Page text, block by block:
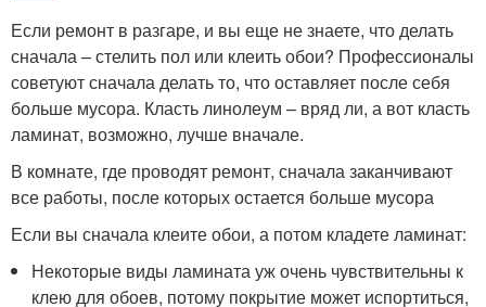
Если ремонт в разгаре, и вы еще не знаете, что делать
сначала – стелить пол или клеить обои? Профессионалы
советуют сначала делать то, что оставляет после себя
больше мусора. Класть линолеум – вряд ли, а вот класть
ламинат, возможно, лучше вначале.
В комнате, где проводят ремонт, сначала заканчивают
все работы, после которых остается больше мусора
Если вы сначала клеите обои, а потом кладете ламинат:
Некоторые виды ламината уж очень чувствительны к
клею для обоев, потому покрытие может испортиться,